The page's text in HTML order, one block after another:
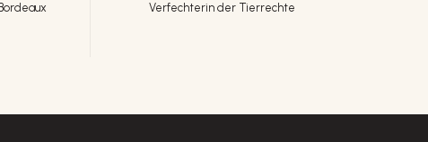
Verfechterin der Tierrechte